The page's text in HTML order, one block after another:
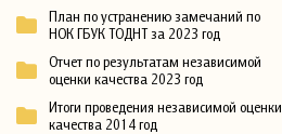
План по устранению замечаний по
НОК ГБУК ТОДНТ за 2023 год
Отчет по результатам независимой
оценки качества 2023 год
Итоги проведения независимой оценки
качества 2014 год